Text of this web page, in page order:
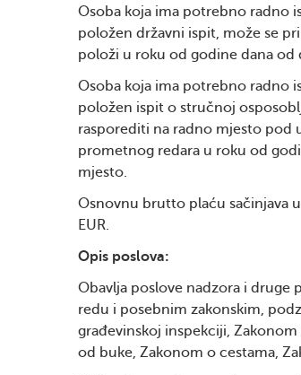
Osoba koja ima potrebno radno
položen državni ispit, može se
položi u roku od godine dana od
Osoba koja ima potrebno radno
položen ispit o stručnoj
rasporediti na radno mjesto pod
prometnog redara u roku od
mjesto.
Osnovnu brutto plaću sačinjava
EUR.
Opis poslova:
Obavlja poslove nadzora i
redu i posebnim zakonskim,
građevinskoj inspekciji,
od buke, Zakonom o cestama,